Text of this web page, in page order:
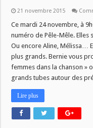
21 novembre 2015
Ce mardi 24 novembre, à
numéro de Pêle-Mêle. Elles
Ou encore Aline, Mélissa…
plus grands. Bernie vous
femmes dans la chanson »
grands tubes autour des
Lire plus